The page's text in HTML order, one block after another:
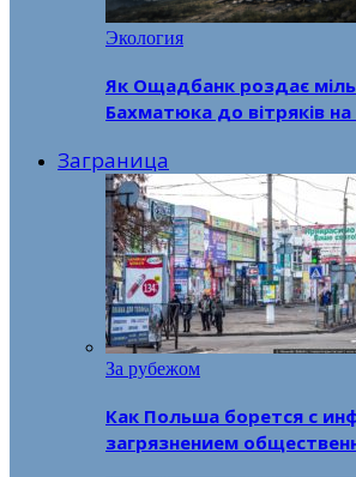
Экология
Як Ощадбанк роздає
Бахматюка до вітряків на
Заграница
За рубежом
Как Польша борется с
загрязнением